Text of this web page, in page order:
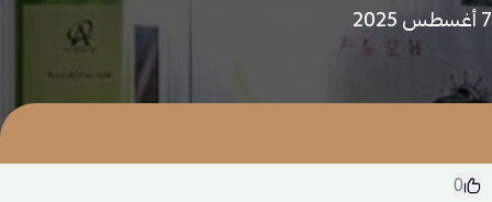
7 أغسطس 2025
0